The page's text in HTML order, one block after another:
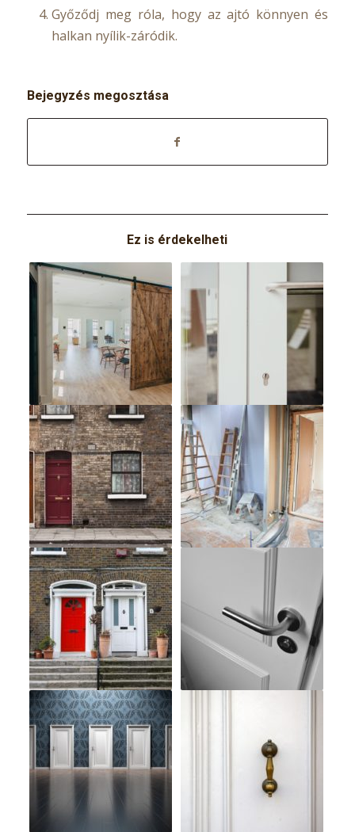
Győződj meg róla, hogy az ajtó könnyen és
halkan nyílik-záródik.
Bejegyzés megosztása
Ez is érdekelheti